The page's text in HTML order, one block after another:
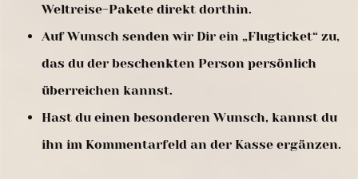
Weltreise-Pakete direkt dorthin.
Auf Wunsch senden wir Dir ein „Flugticket“ zu,
das du der beschenkten Person persönlich
überreichen kannst.
Hast du einen besonderen Wunsch, kannst du
ihn im Kommentarfeld an der Kasse ergänzen.